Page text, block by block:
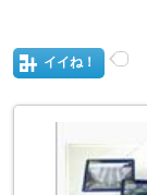
イイね！